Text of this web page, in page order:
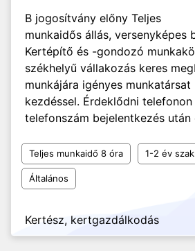
B jogosítvány előny Teljes
munkaidős állás, versenyképes
Kertépítő és -gondozó
székhelyű vállakozás keres
munkájára igényes
kezdéssel. Érdeklődni
telefonszám bejelentkezés után
Teljes munkaidő 8 óra 1-2 év
Általános
Kertész, kertgazdálkodás